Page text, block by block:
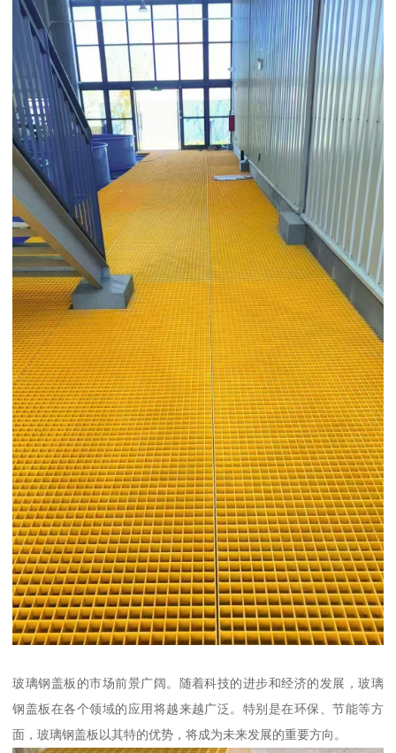
玻璃钢盖板的市场前景广阔。随着科技的进步和经济的发展，玻璃
钢盖板在各个领域的应用将越来越广泛。特别是在环保、节能等方
面，玻璃钢盖板以其特的优势，将成为未来发展的重要方向。